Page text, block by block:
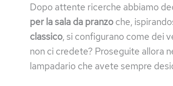
Dopo attente ricerche abbiamo
per la sala da pranzo che,
classico, si configurano come dei
non ci credete? Proseguite allora
lampadario che avete sempre